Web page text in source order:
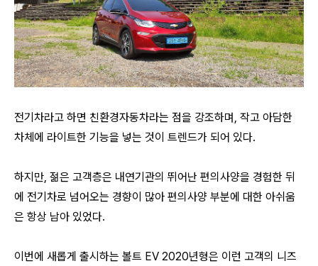
전기차라고 하면 친환경자동차라는 점을 강조하며, 작고 아담한
차체에 라이트한 기능을 넣는 것이 트렌드가 되어 있다.
하지만, 젊은 고객층은 내연기관의 뛰어난 편의사양을 경험한 뒤
에 전기차로 넘어오는 경향이 많아 편의사양 부분에 대한 아쉬움
은 항상 남아 있었다.
이번에 새롭게 출시하는 볼트 EV 2020년형은 이런 고객의 니즈